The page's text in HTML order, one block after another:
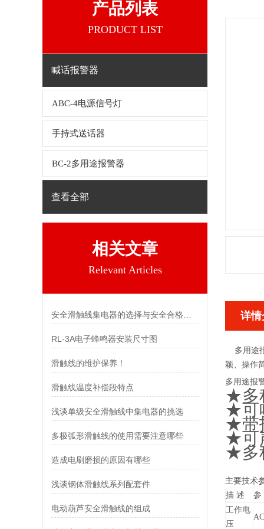
产品列表
PRODUCT LIST
喊话报警器
ABC-4电源信号灯
手持式送话器
BC-2多用途报警器
查看全部
相关文章
Relevant Articles
RL-3A电子蜂鸣器安装尺寸图
滑触线的维护保养！
滑触线温度补偿段特点
浅谈单级安全滑触线中集电器的挑选
多极弧形滑触线的使用需要注意哪些
造成电刷磨损的原因有哪些
浅谈钢体滑触线系列配套件
电动葫芦安全滑触线的组成
详
多用途
颖、操作
多用途报
★多
★可
★带
★可
★
主要技术
描 述
参
工作电
压